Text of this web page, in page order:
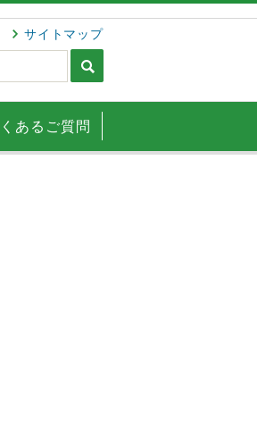
サイトマップ
あるご質問